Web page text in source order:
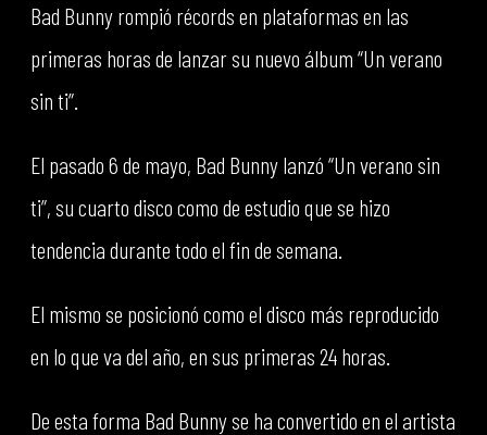
Bad Bunny rompió récords en plataformas en las
primeras horas de lanzar su nuevo álbum “Un verano
sin ti”.
El pasado 6 de mayo, Bad Bunny lanzó “Un verano sin
ti”, su cuarto disco como de estudio que se hizo
tendencia durante todo el fin de semana.
El mismo se posicionó como el disco más reproducido
en lo que va del año, en sus primeras 24 horas.
De esta forma Bad Bunny se ha convertido en el artista